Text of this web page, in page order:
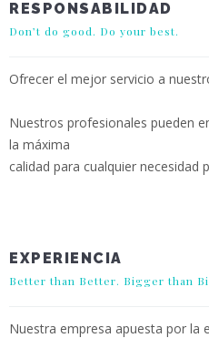
RESPONSABILIDAD
Don’t do good. Do your best.
Ofrecer el mejor servicio a
Nuestros profesionales pueden
la máxima
calidad para cualquier necesidad
EXPERIENCIA
Better than Better. Bigger than
Nuestra empresa apuesta por la